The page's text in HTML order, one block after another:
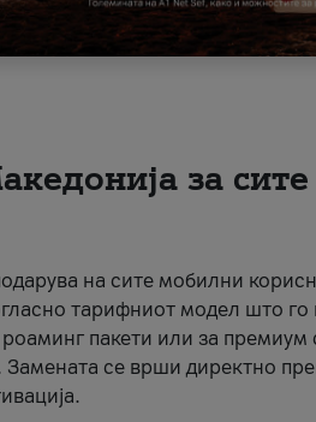
за сите
на сите мобилни
тарифниот модел што го
пакети или за премиум
Замената се врши директно